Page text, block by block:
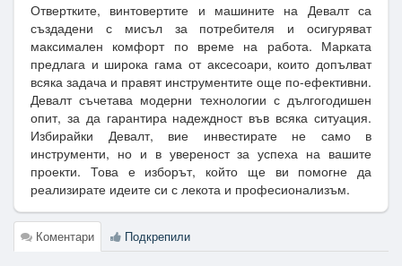
Отвертките, винтовертите и машините на Девалт са
създадени с мисъл за потребителя и осигуряват
максимален комфорт по време на работа. Марката
предлага и широка гама от аксесоари, които допълват
всяка задача и правят инструментите още по-ефективни.
Девалт съчетава модерни технологии с дългогодишен
опит, за да гарантира надеждност във всяка ситуация.
Избирайки Девалт, вие инвестирате не само в
инструменти, но и в увереност за успеха на вашите
проекти. Това е изборът, който ще ви помогне да
реализирате идеите си с лекота и професионализъм.
Коментари Подкрепили